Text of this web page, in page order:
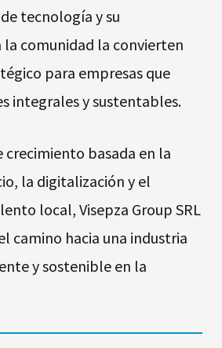
tecnología y su
comunidad la convierten
para empresas que
integrales y sustentables.
crecimiento basada en la
la digitalización y el
local, Visepza Group SRL
camino hacia una industria
y sostenible en la